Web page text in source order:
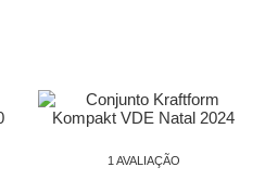
1 AVALIAÇÃO